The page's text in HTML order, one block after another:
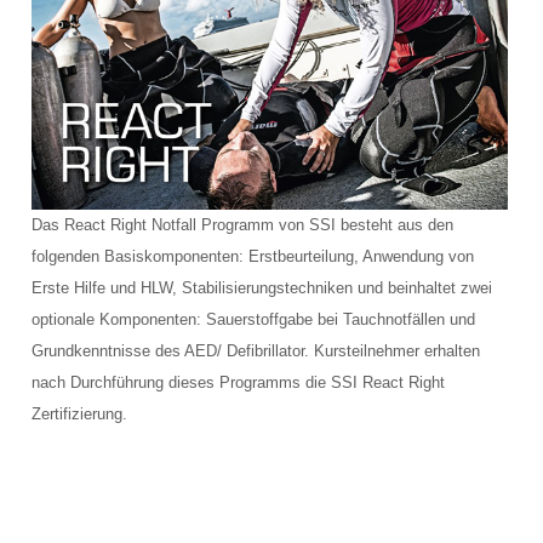
Schulungsraum für die Tauchausbildung
Verkauf und Vermietung von Ausrüstung
Das Team der Tauchbasis
AUSBILDUNG
Schnuppertauchen in der Ostsee
Tauchausbildung SSI
Werde SSI Dive Professional
Termine Tauchausbildung
Das React Right Notfall Programm von SSI besteht aus den
folgenden Basiskomponenten: Erstbeurteilung, Anwendung von
Erste Hilfe und HLW, Stabilisierungstechniken und beinhaltet zwei
optionale Komponenten: Sauerstoffgabe bei Tauchnotfällen und
Grundkenntnisse des AED/ Defibrillator. Kursteilnehmer erhalten
nach Durchführung dieses Programms die SSI React Right
Zertifizierung.